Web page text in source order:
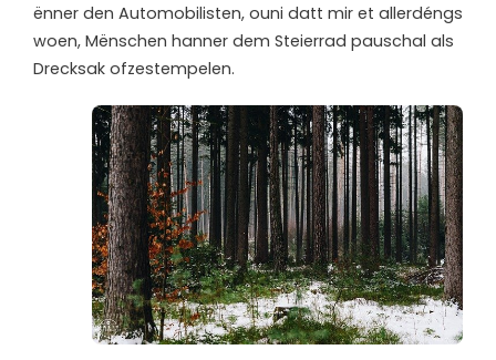
ënner den Automobilisten, ouni datt mir et allerdéngs
woen, Mënschen hanner dem Steierrad pauschal als
Drecksak ofzestempelen.